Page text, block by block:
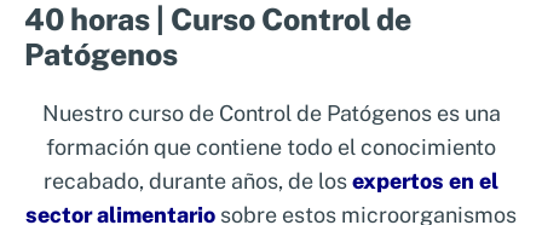
40 horas | Curso Control de
Patógenos
Nuestro curso de Control de Patógenos es una
formación que contiene todo el conocimiento
recabado, durante años, de losexpertos en el
sector alimentario sobre estos microorganismos